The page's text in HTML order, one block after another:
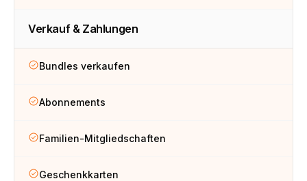
Verkauf & Zahlungen
Bundles verkaufen
Abonnements
Familien-Mitgliedschaften
Geschenkkarten